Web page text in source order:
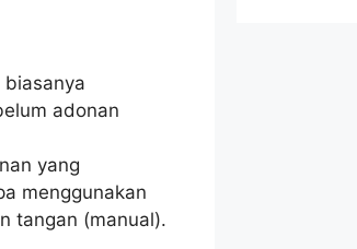
adonan
yang
menggunakan
tangan (manual).